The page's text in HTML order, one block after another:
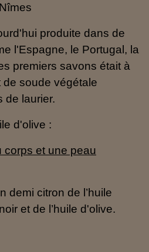
produite dans de
l'Espagne, le Portugal, la
premiers savons était à
de soude végétale
de laurier.
d'olive :
corps et une peau
demi citron de l’huile
et de l’huile d'olive.